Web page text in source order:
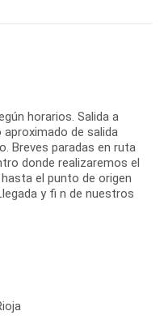
horarios. Salida a
de salida
Breves paradas en ruta
donde realizaremos el
el punto de origen
y fi n de nuestros